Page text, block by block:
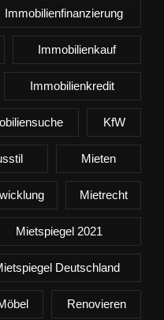
Immobilienfinanzierung
Immobilienkauf
Immobilienkredit
KfW
Mieten
Mietrecht
Mietspiegel 2021
Deutschland
Renovieren